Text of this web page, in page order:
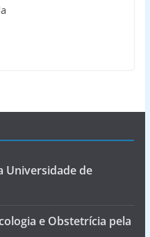
Universidade de
e Obstetrícia pela